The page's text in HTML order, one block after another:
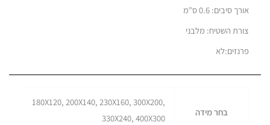
אורך סיבים: 0.6 ס"מ
צורת השטיח: מלבני
פרנזים:לא
בחר מידה
180X120, 200X140, 230X160, 300X200,
330X240, 400X300